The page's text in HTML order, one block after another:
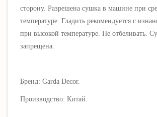
сторону. Разрешена сушка в машине при
температуре. Гладить рекомендуется с
при высокой температуре. Не отбеливать.
запрещена.
Бренд: Garda Decor.
Производство: Китай.